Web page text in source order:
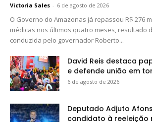
Victoria Sales - 6 de agosto de 2026
O Governo do Amazonas já repassou R$ 276
médicas nos últimos quatro meses, resultado
conduzida pelo governador Roberto...
David Reis destaca
e defende união em
6 de agosto de 2026
Deputado Adjuto
candidato à reeleição